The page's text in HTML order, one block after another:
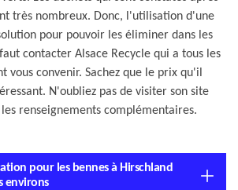
très nombreux. Donc, l'utilisation d'une
pour pouvoir les éliminer dans les
contacter Alsace Recycle qui a tous les
vous convenir. Sachez que le prix qu'il
N'oubliez pas de visiter son site
renseignements complémentaires.
pour les bennes à Hirschland
environs